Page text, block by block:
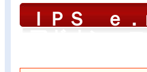
ＩＰＳ ｅ